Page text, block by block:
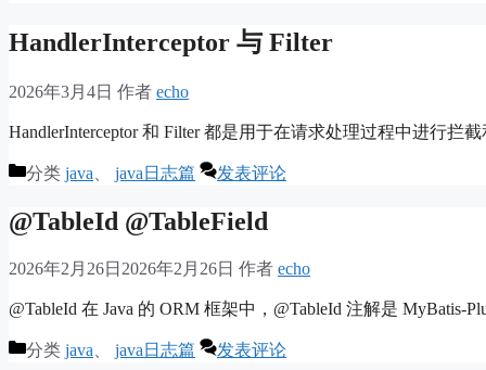
HandlerInterceptor 与 Filter
2026年3月4日 作者 echo
HandlerInterceptor 和 Filter 都是用于在请求处理过程中进行
分类 java java日志篇 发表评论
@TableId @TableField
2026年2月26日 2026年2月26日 作者 echo
@TableId 在 Java 的 ORM 框架中，@TableId 注解是 MyBatis-
分类 java java日志篇 发表评论